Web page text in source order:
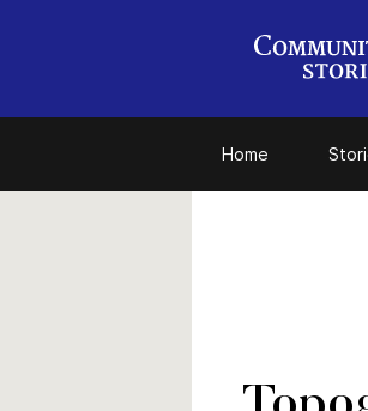
Home